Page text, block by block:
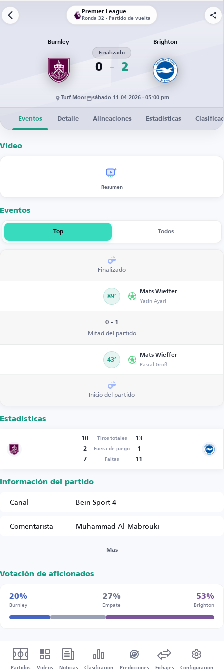
Premier League
Ronda 32 - Partido de vuelta
Burnley
0
Finalizado
2
Brighton
Turf Moor sábado 11-04-2026 · 05:00 pm
Eventos Detalle Alineaciones Estadísticas
Vídeo
Resumen
Eventos
Top Todos
Finalizado
89’
Mats Wieffer
Yasin Ayari
0 - 1
Mitad del partido
43’
Mats Wieffer
Pascal Groß
Inicio del partido
Estadísticas
10 Tiros totales
13
2
Fuera de juego
1
7
Faltas 11
Información del partido
Canal
Bein Sport 4
Comentarista
Muhammad Al-Mabrouki
Más
Votación de aficionados
20%
Burnley
27%
Empate
53%
Brighton
Partidos Vídeos Noticias Clasificación Predicciones Fichajes Configuración